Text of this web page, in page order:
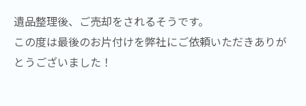
遺品整理後、ご売却をされるそうです。
この度は最後のお片付けを弊社にご依頼いただきありが
とうございました！